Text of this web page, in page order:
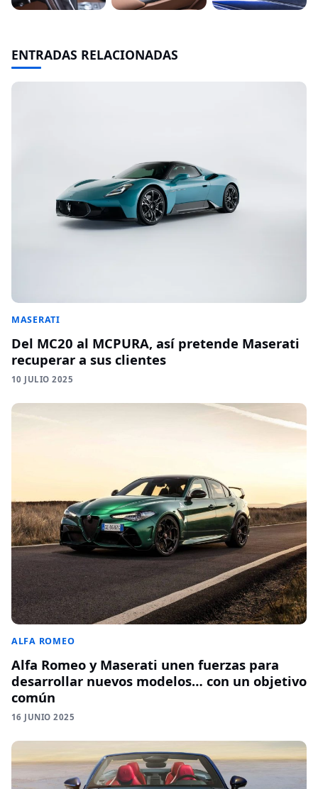
ENTRADAS RELACIONADAS
MASERATI
Del MC20 al MCPURA, así pretende Maserati
recuperar a sus clientes
10 JULIO 2025
ALFA ROMEO
Alfa Romeo y Maserati unen fuerzas para
desarrollar nuevos modelos… con un objetivo
común
16 JUNIO 2025